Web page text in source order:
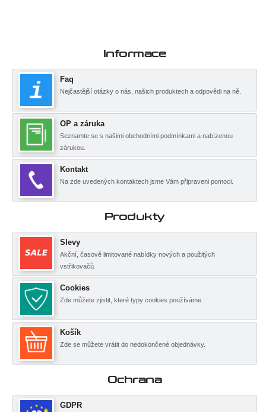
Informace
Faq
Nejčastější otázky o nás, našich produktech a odpovědi na ně.
OP a záruka
Seznamte se s našimi obchodními podmínkami a nabízenou
zárukou.
Kontakt
Na zde uvedených kontaktech jsme Vám připraveni pomoci.
Produkty
Slevy
Akční, časově limitované nabídky nových a použitých
vstřikovačů.
Cookies
Zde můžete zjistit, které typy cookies používáme.
Košík
Zde se můžete vrátit do nedokončené objednávky.
Ochrana
GDPR